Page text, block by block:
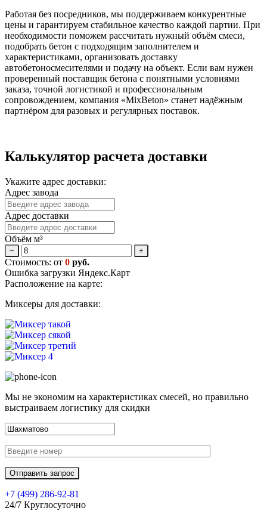
Работая без посредников, мы поддерживаем конкурентные
цены и гарантируем стабильное качество каждой партии. При
необходимости поможем рассчитать нужный объём смеси,
подобрать бетон с подходящим заполнителем и
характеристиками, организовать доставку
автобетоносмесителями и подачу на объект. Если вам нужен
проверенный поставщик бетона с понятными условиями
заказа, точной логистикой и профессиональным
сопровождением, компания «MixBeton» станет надёжным
партнёром для разовых и регулярных поставок.
Калькулятор расчета доставки
Укажите адрес доставки:
Адрес завода
Адрес доставки
Объём м³
− +
Стоимость: от 0 руб.
Ошибка загрузки Яндекс.Карт
Расположение на карте:
Миксеры для доставки:
Мы не экономим на характеристиках смесей, но правильно
выстраиваем логистику для скидки
+7 (499) 286-92-81
24/7 Круглосуточно